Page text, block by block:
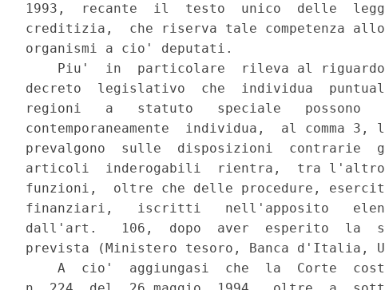
1993,  recante  il  testo  unico  delle
creditizia,  che riserva tale competenza
organismi a cio' deputati.
Piu'  in  particolare  rileva al
decreto  legislativo  che  individua
regioni   a   statuto   speciale   possono
contemporaneamente  individua,  al comma
prevalgono  sulle  disposizioni  contrarie
articoli  inderogabili  rientra,  tra
funzioni,  oltre che delle procedure,
finanziari,   iscritti   nell'apposito
dall'art.   106,  dopo  aver  esperito  la
prevista (Ministero tesoro, Banca d'Italia,
A  cio'  aggiungasi  che  la  Corte